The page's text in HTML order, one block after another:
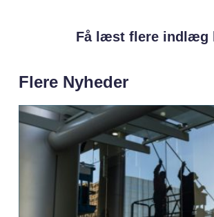
Få læst flere indlæg
Flere Nyheder